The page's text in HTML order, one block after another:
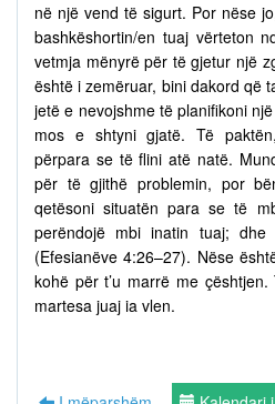
në një vend të sigurt. Por nëse
bashkëshortin/en tuaj vërteton
vetmja mënyrë për të gjetur një
është i zemëruar, bini dakord që
jetë e nevojshme të planifikoni
mos e shtyni gjatë. Të
përpara se të flini atë natë.
për të gjithë problemin, por
qetësoni situatën para se të
perëndojë mbi inatin tuaj;
(Efesianëve 4:26–27). Nëse
kohë për t’u marrë me
martesa juaj ia vlen.